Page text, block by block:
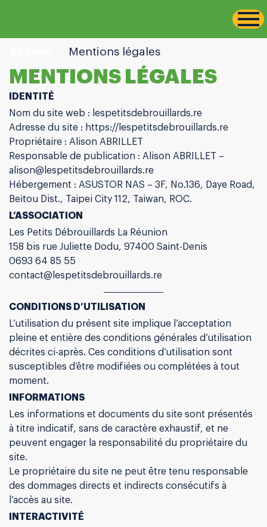
contenu
Mentions légales
MENTIONS LÉGALES
IDENTITÉ
Nom du site web : lespetitsdebrouillards.re
Adresse du site : https://lespetitsdebrouillards.re
Propriétaire : Alison ABRILLET
Responsable de publication : Alison ABRILLET –
alison@lespetitsdebrouillards.re
Hébergement : ASUSTOR NAS – 3F, No.136, Daye Road,
Beitou Dist., Taipei City 112, Taiwan, ROC.
L’ASSOCIATION
Les Petits Débrouillards La Réunion
158 bis rue Juliette Dodu, 97400 Saint-Denis
0693 64 85 55
contact@lespetitsdebrouillards.re
CONDITIONS D’UTILISATION
L’utilisation du présent site implique l’acceptation
pleine et entière des conditions générales d’utilisation
décrites ci-après. Ces conditions d’utilisation sont
susceptibles d’être modifiées ou complétées à tout
moment.
INFORMATIONS
Les informations et documents du site sont présentés
à titre indicatif, sans de caractère exhaustif, et ne
peuvent engager la responsabilité du propriétaire du
site.
Le propriétaire du site ne peut être tenu responsable
des dommages directs et indirects consécutifs à
l’accès au site.
INTERACTIVITÉ